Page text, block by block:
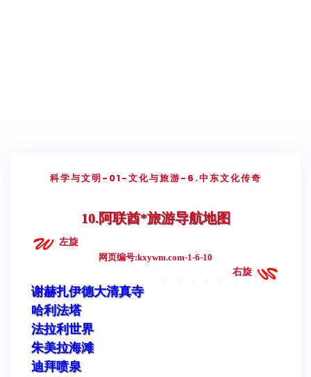
科学与文明-01-文化与旅游-6.中东文化传奇
10.阿联酋*旅游导航地图
左旋
网页编号:kxywm.com-1-6-10
右旋
谢赫扎伊德大清真寺
哈利法塔
法拉利世界
朱美拉海滩
迪拜喷泉